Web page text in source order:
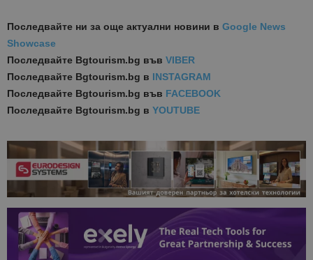
Последвайте ни за още актуални новини в Google News
Showcase
Последвайте Bgtourism.bg във VIBER
Последвайте Bgtourism.bg в INSTAGRAM
Последвайте Bgtourism.bg във FACEBOOK
Последвайте Bgtourism.bg в YOUTUBE